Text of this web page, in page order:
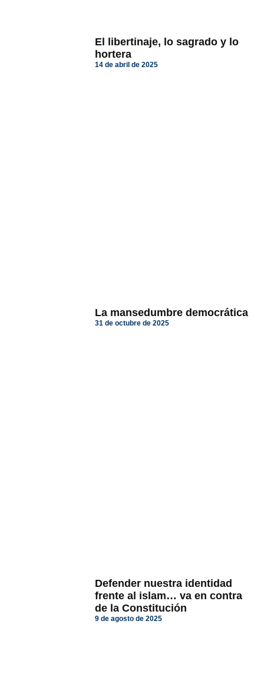
El libertinaje, lo sagrado y lo
hortera
14 de abril de 2025
La mansedumbre democrática
31 de octubre de 2025
Defender nuestra identidad
frente al islam… va en contra
de la Constitución
9 de agosto de 2025